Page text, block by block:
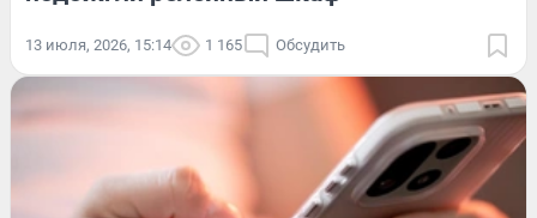
13 июля, 2026, 15:14 1 165 Обсудить